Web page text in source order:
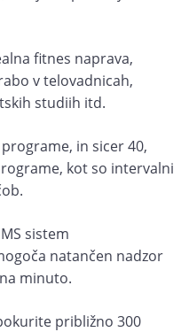
fitnes naprava,
v telovadnicah,
studiih itd.
in sicer 40,
kot so intervalni
sistem
natančen nadzor
minuto.
približno 300